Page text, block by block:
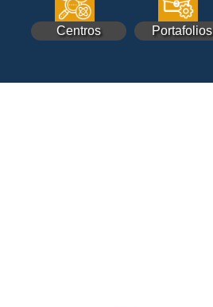
Centros Portafolios